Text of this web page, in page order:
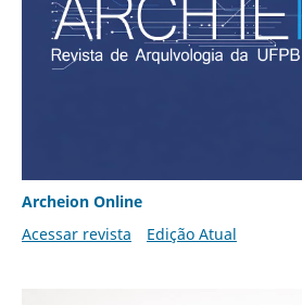
Archeion Online
Acessar revista
Edição Atual